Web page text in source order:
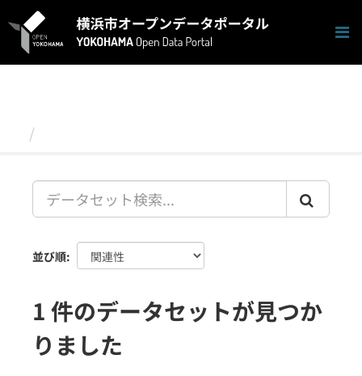
キ
並び順
1 件のデータセットが見つか
りました